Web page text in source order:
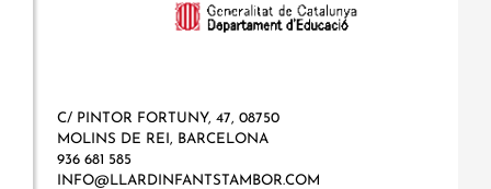
C/ PINTOR FORTUNY, 47, 08750
MOLINS DE REI, BARCELONA
936 681 585
INFO@LLARDINFANTSTAMBOR.COM